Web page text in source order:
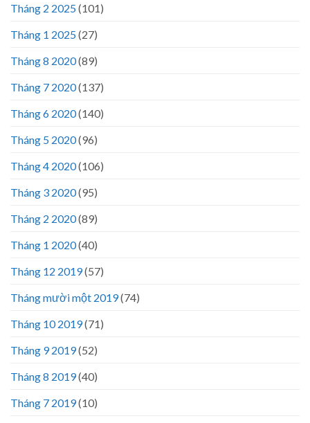
Tháng 2 2025(101)
Tháng 1 2025(27)
Tháng 8 2020(89)
Tháng 7 2020(137)
Tháng 6 2020(140)
Tháng 5 2020(96)
Tháng 4 2020(106)
Tháng 3 2020(95)
Tháng 2 2020(89)
Tháng 1 2020(40)
Tháng 12 2019(57)
Tháng mười một 2019(74)
Tháng 10 2019(71)
Tháng 9 2019(52)
Tháng 8 2019(40)
Tháng 7 2019(10)